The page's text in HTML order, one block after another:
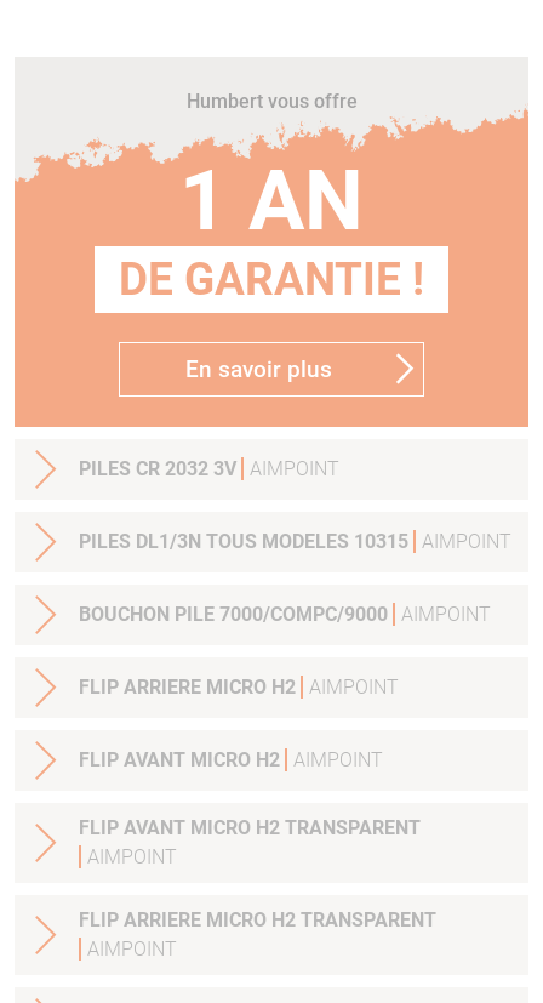
Humbert vous offre
1 AN
DE GARANTIE !
En savoir plus
PILES CR 2032 3V AIMPOINT
PILES DL1/3N TOUS MODELES 10315 AIMPOINT
BOUCHON PILE 7000/COMPC/9000 AIMPOINT
FLIP ARRIERE MICRO H2 AIMPOINT
FLIP AVANT MICRO H2 AIMPOINT
FLIP AVANT MICRO H2 TRANSPARENT
AIMPOINT
FLIP ARRIERE MICRO H2 TRANSPARENT
AIMPOINT